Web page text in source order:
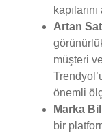
Artan
müşteri
önemli
Marka
bir